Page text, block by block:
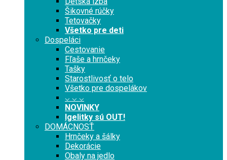
Šikovné rúčky
Tetovačky
Všetko pre deti
Dospeláci
Cestovanie
Fľaše a hrnčeky
Tašky
Starostlivosť o telo
Všetko pre dospelákov
⌵ ⌵ ⌵
NOVINKY
Igelitky sú OUT!
DOMÁCNOSŤ
Hrnčeky a šálky
Dekorácie
Obaly na jedlo